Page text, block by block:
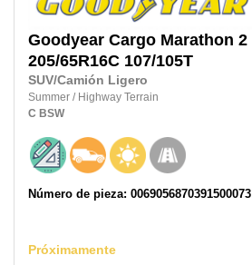
Goodyear Cargo Marathon 2
205/65R16C 107/105T
SUV/Camión Ligero
Summer / Highway Terrain
C BSW
Número de pieza: 0069056870391500073
Próximamente